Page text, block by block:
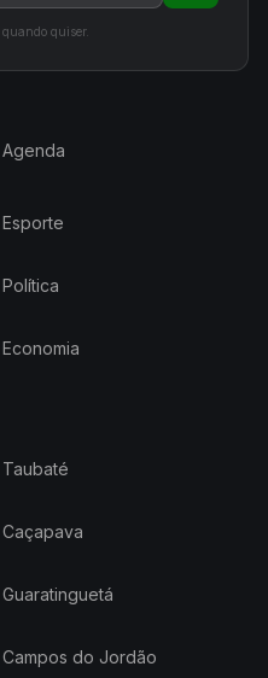
quiser.
Agenda
Esporte
Política
Economia
Taubaté
Caçapava
Guaratinguetá
Campos do Jordão